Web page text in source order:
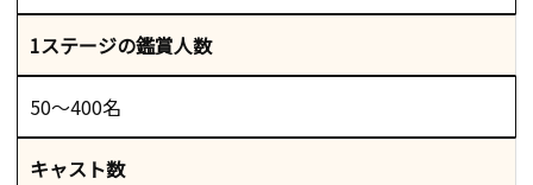
1ステージの鑑賞人数
50～400名
キャスト数